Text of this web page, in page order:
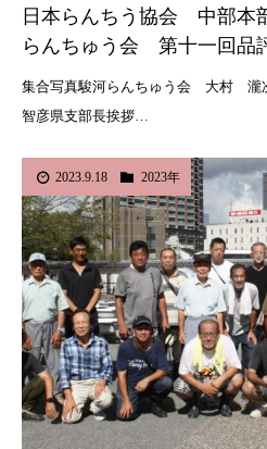
日本らんちう協会 中部
らんちゅう会 第十一回品
集合写真駿河らんちゅう会 大村
智彦県支部長挨拶…
2023.9.18 2023年